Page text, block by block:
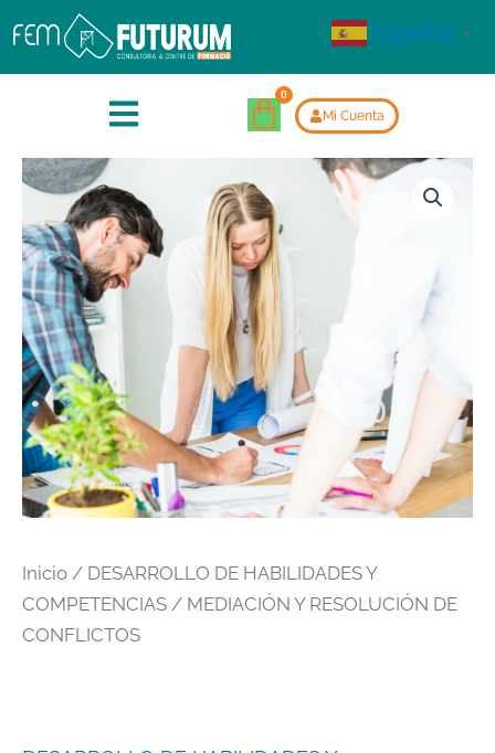
Mi Cuenta
Inicio / DESARROLLO DE HABILIDADES Y
COMPETENCIAS / MEDIACIÓN Y RESOLUCIÓN DE
CONFLICTOS
Español ▼